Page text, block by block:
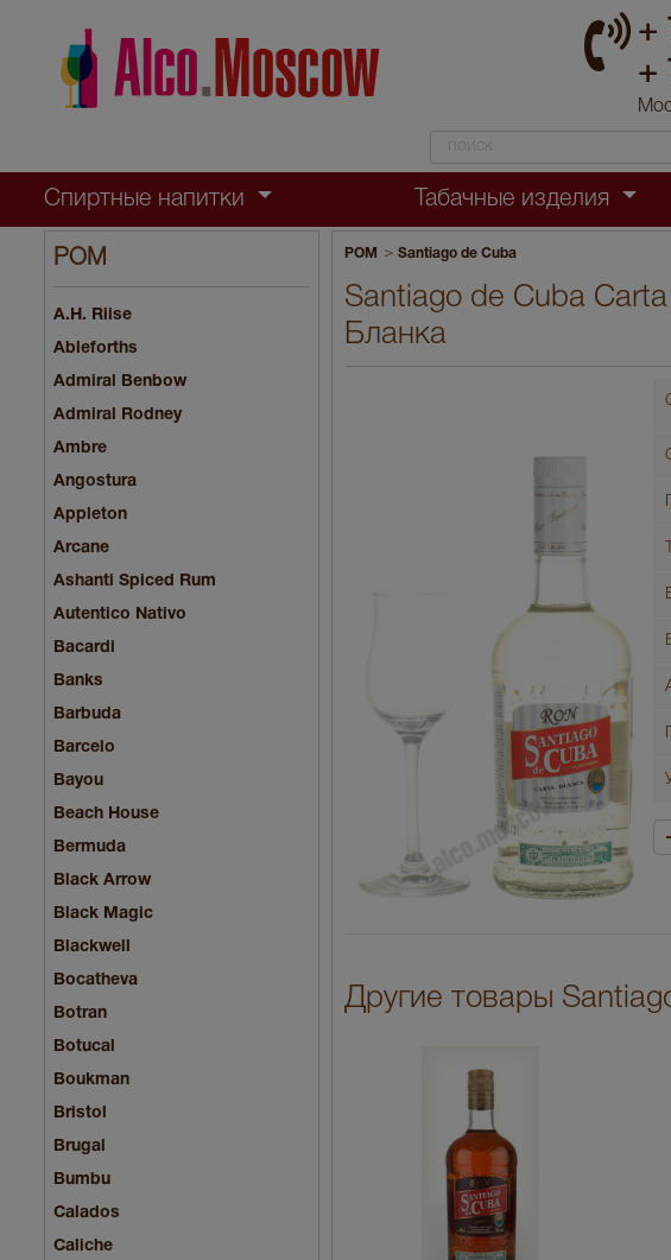
+
+
Спиртные напитки Табачные изделия
РОМ
A.H. Riise
Ableforths
Admiral Benbow
Admiral Rodney
Ambre
Angostura
Appleton
Arcane
Ashanti Spiced Rum
Autentico Nativo
Bacardi
Banks
Barbuda
Barcelo
Bayou
Beach House
Bermuda
Black Arrow
Black Magic
Blackwell
Bocatheva
Botran
Botucal
Boukman
Bristol
Brugal
Bumbu
Calados
Caliche
РОМ > Santiago de Cuba
Santiago de Cuba
Бланка
Другие товары